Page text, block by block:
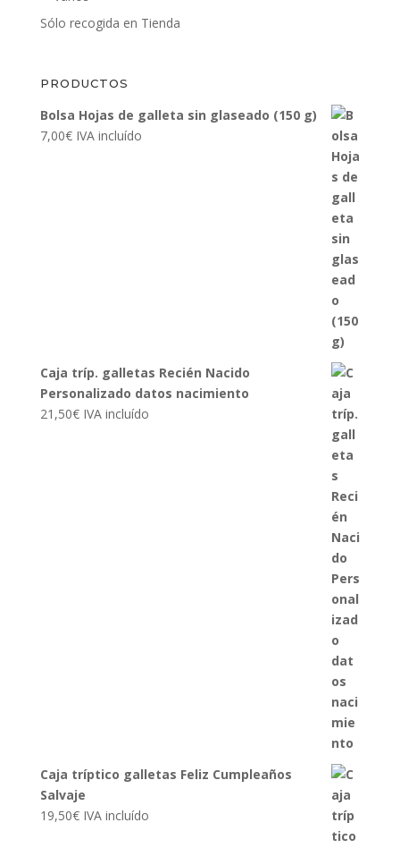
Sólo recogida en Tienda
PRODUCTOS
Bolsa Hojas de galleta sin glaseado (150 g)
7,00€ IVA incluído
Caja tríp. galletas Recién Nacido
Personalizado datos nacimiento
21,50€ IVA incluído
Caja tríptico galletas Feliz Cumpleaños
Salvaje
19,50€ IVA incluído